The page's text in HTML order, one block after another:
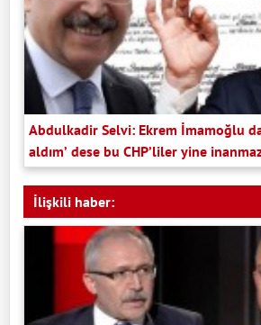
Abdulkadir Selvi: Ekrem İmamoğlu da
aldım’ dese bu CHP’liler yine
İlişkili haber: